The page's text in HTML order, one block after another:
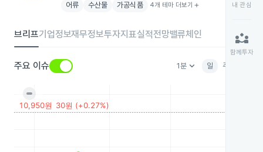
어류 수산물 가공식품 4개 테마 더보기 add
브리프기업정보재무정보투자지표실적전망밸류체인
주요 이슈 1분keyboard_arrow_down 일 주
내 관심
partner_exchange
함께투자